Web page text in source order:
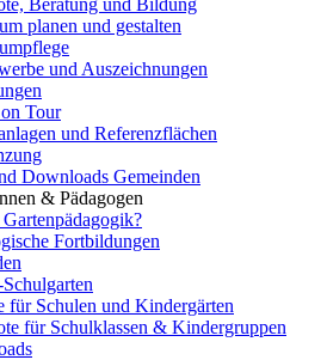
Beratung und Bildung
planen und gestalten
und Auszeichnungen
Tour
und Referenzflächen
Downloads Gemeinden
& Pädagogen
Gartenpädagogik?
Fortbildungen
für Schulen und Kindergärten
für Schulklassen & Kindergruppen